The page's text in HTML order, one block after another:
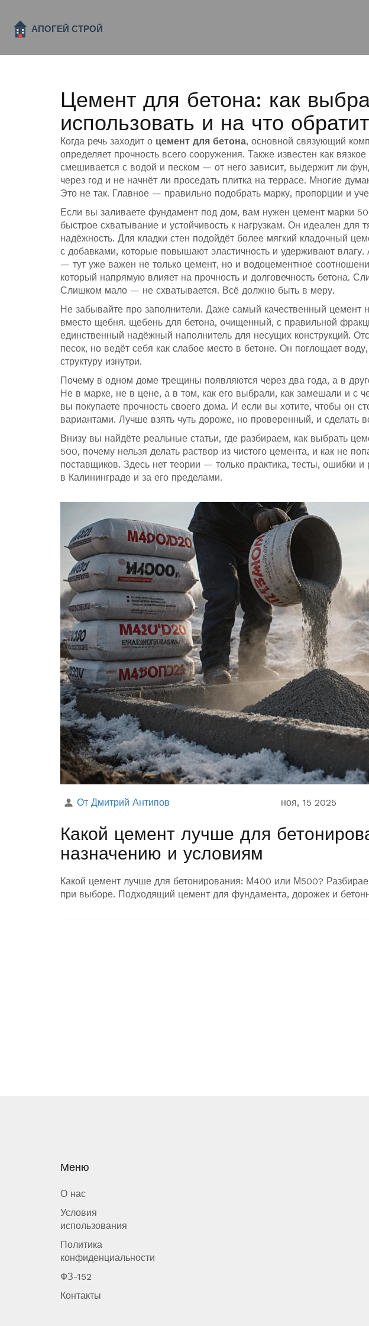
Цемент для бетона: как
использовать и на что
Когда речь заходит о цемент для бетона, основной связующий
определяет прочность всего сооружения. Также известен как
смешивается с водой и песком — от него зависит, выдержит ли
через год и не начнёт ли проседать плитка на террасе. Многие
Это не так. Главное — правильно подобрать марку, пропорции и
Если вы заливаете фундамент под дом, вам нужен цемент марки
быстрое схватывание и устойчивость к нагрузкам. Он идеален для
надёжность. Для кладки стен подойдёт более мягкий кладочный
с добавками, которые повышают эластичность и удерживают влагу.
— тут уже важен не только цемент, но и водоцементное
который напрямую влияет на прочность и долговечность бетона.
Слишком мало — не схватывается. Всё должно быть в меру.
Не забывайте про заполнители. Даже самый качественный цемент
вместо щебня. щебень для бетона, очищенный, с правильной
единственный надёжный наполнитель для несущих конструкций.
песок, но ведёт себя как слабое место в бетоне. Он поглощает
структуру изнутри.
Почему в одном доме трещины появляются через два года, а в
Не в марке, не в цене, а в том, как его выбрали, как замешали и с
вы покупаете прочность своего дома. И если вы хотите, чтобы он
вариантами. Лучше взять чуть дороже, но проверенный, и сделать
Внизу вы найдёте реальные статьи, где разбираем, как выбрать
500, почему нельзя делать раствор из чистого цемента, и как не
поставщиков. Здесь нет теории — только практика, тесты, ошибки
в Калининграде и за его пределами.
От Дмитрий Антипов ноя, 15 2025
Какой цемент лучше для
назначению и условиям
Какой цемент лучше для бетонирования: М400 или М500?
при выборе. Подходящий цемент для фундамента, дорожек и
Меню
О нас
Условия
использования
Политика
конфиденциальности
ФЗ-152
Контакты